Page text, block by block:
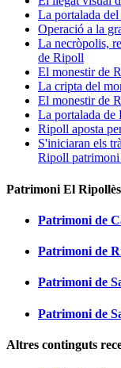
La portalada
Operació a la
La necròpolis,
de Ripoll
El monestir de
La cripta del
El monestir de
La portalada de
Ripoll aposta
S'iniciaran els
Ripoll patrimoni
Patrimoni El Ripollès
Patrimoni de
Patrimoni de
Patrimoni de
Patrimoni de
Altres continguts